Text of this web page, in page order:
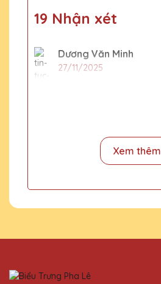
19 Nhận xét
Dương Văn Minh
27/11/2025
27/11/2025
lượng và thiết kế tinh xảo.
Xem thêm